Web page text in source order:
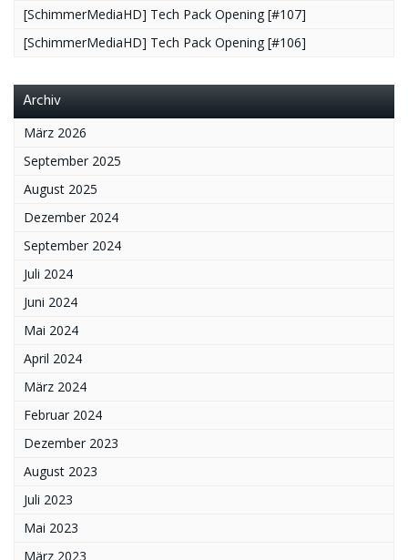
[SchimmerMediaHD] Tech Pack Opening [#107]
[SchimmerMediaHD] Tech Pack Opening [#106]
Archiv
März 2026
September 2025
August 2025
Dezember 2024
September 2024
Juli 2024
Juni 2024
Mai 2024
April 2024
März 2024
Februar 2024
Dezember 2023
August 2023
Juli 2023
Mai 2023
März 2023